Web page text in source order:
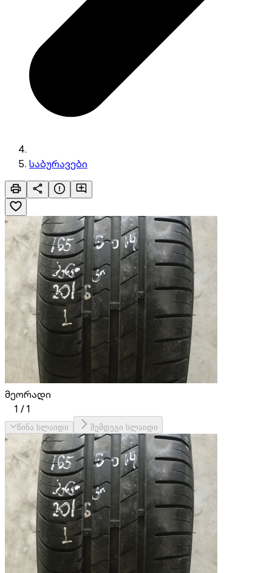
საბურავები
მეორადი
1 /1
წინა სლაიდი შემდეგი სლაიდი